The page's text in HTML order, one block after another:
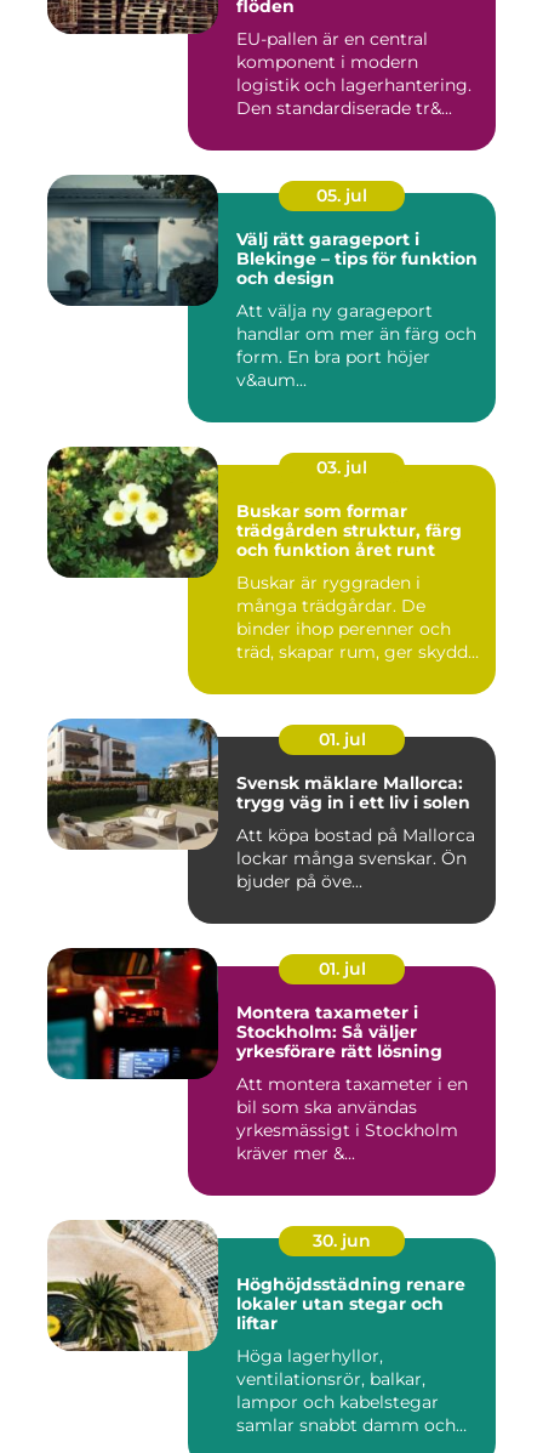
flöden
EU-pallen är en central
komponent i modern
logistik och lagerhantering.
Den standardiserade tr&...
05. jul
Välj rätt garageport i
Blekinge – tips för funktion
och design
Att välja ny garageport
handlar om mer än färg och
form. En bra port höjer
v&aum...
03. jul
Buskar som formar
trädgården struktur, färg
och funktion året runt
Buskar är ryggraden i
många trädgårdar. De
binder ihop perenner och
träd, skapar rum, ger skydd
01. jul
Svensk mäklare Mallorca:
trygg väg in i ett liv i solen
Att köpa bostad på Mallorca
lockar många svenskar. Ön
bjuder på öve...
01. jul
Montera taxameter i
Stockholm: Så väljer
yrkesförare rätt lösning
Att montera taxameter i en
bil som ska användas
yrkesmässigt i Stockholm
kräver mer &...
30. jun
Höghöjdsstädning renare
lokaler utan stegar och
liftar
Höga lagerhyllor,
ventilationsrör, balkar,
lampor och kabelstegar
samlar snabbt damm och